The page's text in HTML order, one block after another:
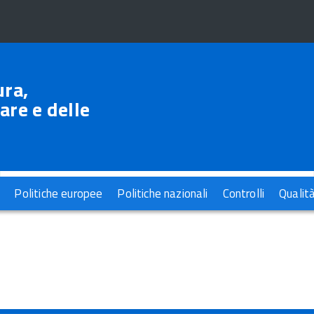
e delle
Politiche europee Politiche nazionali Controlli